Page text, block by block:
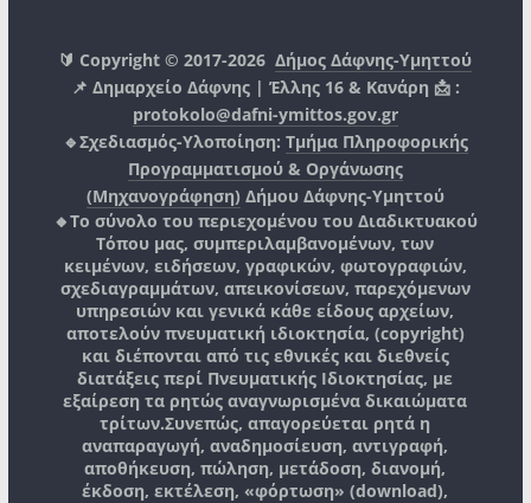
🔰 Copyright © 2017-2026Δήμος Δάφνης-Υμηττού
📌 Δημαρχείο Δάφνης | Έλλης 16 & Κανάρη 📩 :
protokolo@dafni-ymittos.gov.gr
🔹Σχεδιασμός-Υλοποίηση: Τμήμα Πληροφορικής
Προγραμματισμού & Οργάνωσης
(Μηχανογράφηση) Δήμου Δάφνης-Υμηττού
🔸Το σύνολο του περιεχομένου του Διαδικτυακού
Τόπου μας, συμπεριλαμβανομένων, των
κειμένων, ειδήσεων, γραφικών, φωτογραφιών,
σχεδιαγραμμάτων, απεικονίσεων, παρεχόμενων
υπηρεσιών και γενικά κάθε είδους αρχείων,
αποτελούν πνευματική ιδιοκτησία, (copyright)
και διέπονται από τις εθνικές και διεθνείς
διατάξεις περί Πνευματικής Ιδιοκτησίας, με
εξαίρεση τα ρητώς αναγνωρισμένα δικαιώματα
τρίτων.Συνεπώς, απαγορεύεται ρητά η
αναπαραγωγή, αναδημοσίευση, αντιγραφή,
αποθήκευση, πώληση, μετάδοση, διανομή,
έκδοση, εκτέλεση, «φόρτωση» (download),